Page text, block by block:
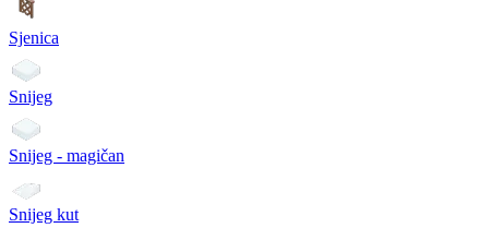
Sjenica
Snijeg
Snijeg - magičan
Snijeg kut